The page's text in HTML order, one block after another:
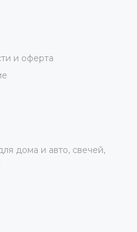
и оферта
дома и авто, свечей,